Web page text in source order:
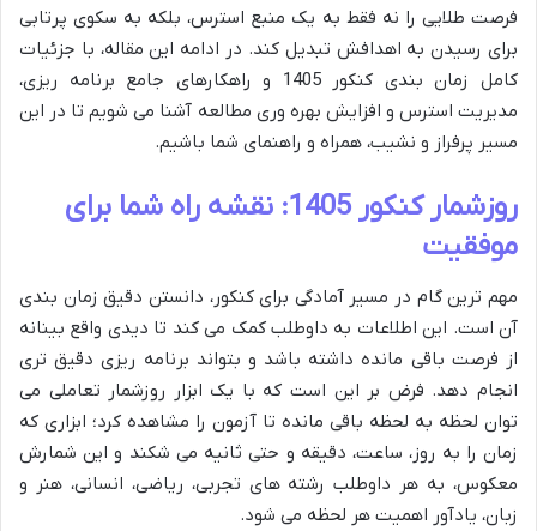
فرصت طلایی را نه فقط به یک منبع استرس، بلکه به سکوی پرتابی
برای رسیدن به اهدافش تبدیل کند. در ادامه این مقاله، با جزئیات
کامل زمان بندی کنکور 1405 و راهکارهای جامع برنامه ریزی،
مدیریت استرس و افزایش بهره وری مطالعه آشنا می شویم تا در این
مسیر پرفراز و نشیب، همراه و راهنمای شما باشیم.
روزشمار کنکور 1405: نقشه راه شما برای
موفقیت
مهم ترین گام در مسیر آمادگی برای کنکور، دانستن دقیق زمان بندی
آن است. این اطلاعات به داوطلب کمک می کند تا دیدی واقع بینانه
از فرصت باقی مانده داشته باشد و بتواند برنامه ریزی دقیق تری
انجام دهد. فرض بر این است که با یک ابزار روزشمار تعاملی می
توان لحظه به لحظه باقی مانده تا آزمون را مشاهده کرد؛ ابزاری که
زمان را به روز، ساعت، دقیقه و حتی ثانیه می شکند و این شمارش
معکوس، به هر داوطلب رشته های تجربی، ریاضی، انسانی، هنر و
زبان، یادآور اهمیت هر لحظه می شود.